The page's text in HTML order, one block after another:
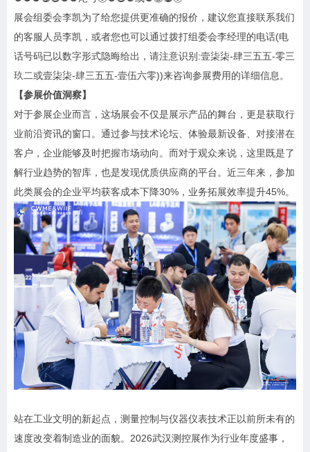
展会组委会李凯为了给您提供更准确的报价，建议您直接联系我们
的客服人员李凯，或者您也可以通过拨打组委会李经理的电话(电
话号码已以数字形式隐晦给出，请注意识别:壹柒柒-肆三五五-零三
玖二或壹柒柒-肆三五五-壹伍六零))来咨询参展费用的详细信息。
【参展价值洞察】
对于参展企业而言，这场展会不仅是展示产品的舞台，更是获取行
业前沿资讯的窗口。通过参与技术论坛、体验最新设备、对接潜在
客户，企业能够及时把握市场动向。而对于观众来说，这里既是了
解行业趋势的智库，也是发现优质供应商的平台。近三年来，参加
此类展会的企业平均获客成本下降30%，业务拓展效率提升45%。
站在工业文明的新起点，测量控制与仪器仪表技术正以前所未有的
速度改变着制造业的面貌。2026武汉测控展作为行业年度盛事，